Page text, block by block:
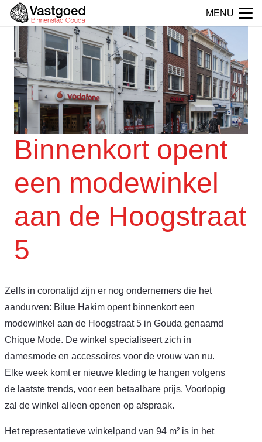
MENU
Binnenkort opent
een modewinkel
aan de Hoogstraat
5
Zelfs in coronatijd zijn er nog ondernemers die het
aandurven: Bilue Hakim opent binnenkort een
modewinkel aan de Hoogstraat 5 in Gouda genaamd
Chique Mode. De winkel specialiseert zich in
damesmode en accessoires voor de vrouw van nu.
Elke week komt er nieuwe kleding te hangen volgens
de laatste trends, voor een betaalbare prijs. Voorlopig
zal de winkel alleen openen op afspraak.
Het representatieve winkelpand van 94 m² is in het